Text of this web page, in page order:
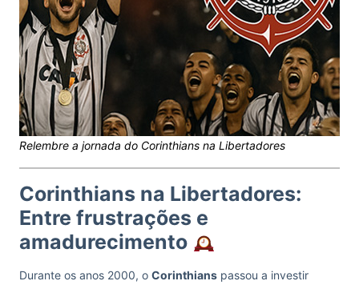
Relembre a jornada do Corinthians na Libertadores
Corinthians na Libertadores:
Entre frustrações e
amadurecimento
Durante os anos 2000, o Corinthians passou a investir